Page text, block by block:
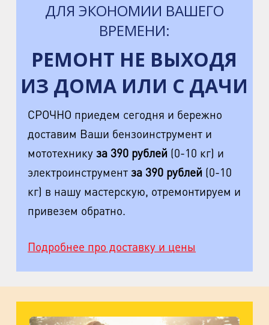
ДЛЯ ЭКОНОМИИ ВАШЕГО
ВРЕМЕНИ:
РЕМОНТ НЕ ВЫХОДЯ
ИЗ ДОМА ИЛИ С ДАЧИ
СРОЧНО приедем сегодня и бережно
доставим Ваши бензоинструмент и
мототехникуза 390 рублей (0-10 кг) и
электроинструментза 390 рублей (0-10
кг) в нашу мастерскую, отремонтируем и
привезем обратно.
Подробнее про доставку и цены